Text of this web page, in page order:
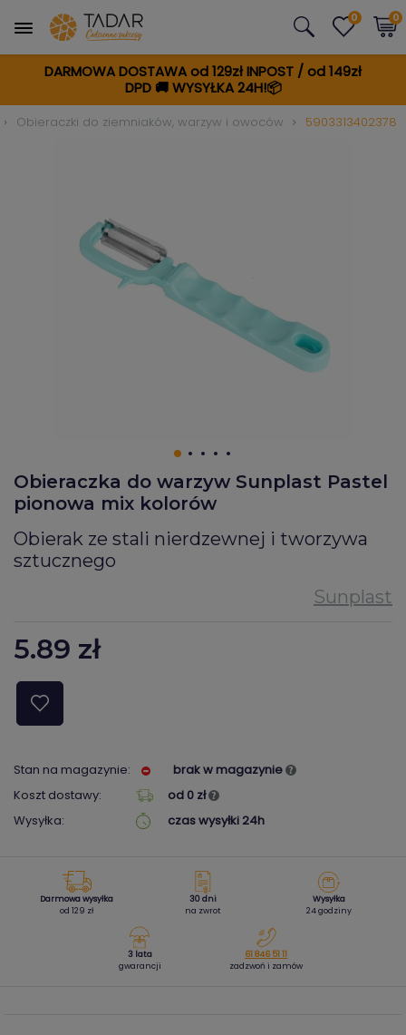
DARMOWA DOSTAWA od 129zł INPOST / od 149zł
DPD🚚WYSYŁKA 24H!📦
0 0
Obieraczki do ziemniaków, warzyw i owoców 5903313402378
Obieraczka do warzyw Sunplast Pastel
pionowa mix kolorów
Obierak ze stali nierdzewnej i tworzywa
sztucznego
5.89 zł
Stan na magazynie:
brak w magazynie
Koszt dostawy:
od 0 zł
Wysyłka:
czas wysyłki 24h
Darmowa wysyłka
od 129 zł
30 dni
na zwrot
Wysyłka
24 godziny
3 lata
gwarancji
61 846 51 11
zadzwoń i zamów